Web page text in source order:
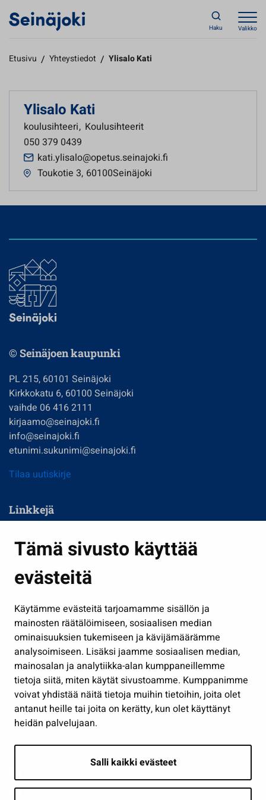
Tämä sivusto käyttää
evästeitä
Käytämme evästeitä tarjoamamme sisällön ja
mainosten räätälöimiseen, sosiaalisen median
ominaisuuksien tukemiseen ja kävijämäärämme
analysoimiseen. Lisäksi jaamme sosiaalisen median,
mainosalan ja analytiikka-alan kumppaneillemme
tietoja siitä, miten käytät sivustoamme. Kumppanimme
voivat yhdistää näitä tietoja muihin tietoihin, joita olet
antanut heille tai joita on kerätty, kun olet käyttänyt
heidän palvelujaan.
Salli kaikki evästeet
Haku Valikko
Etusivu / Yhteystiedot / Ylisalo Kati
Ylisalo Kati
koulusihteeri, Koulusihteerit
050 379 0439
kati.ylisalo@opetus.seinajoki.fi
Toukotie 3, 60100Seinäjoki
© Seinäjoen kaupunki
PL 215, 60101 Seinäjoki
Kirkkokatu 6, 60100 Seinäjoki
vaihde 06 416 2111
kirjaamo@seinajoki.fi
info@seinajoki.fi
etunimi.sukunimi@seinajoki.fi
Tilaa uutiskirje
Linkkejä
Kasvatus ja opetus
Kulttuuri ja liikunta
Työ ja yrittäminen
Osallistu ja asioi
Näytä omat evästeasetukseni
Seuraa meitä